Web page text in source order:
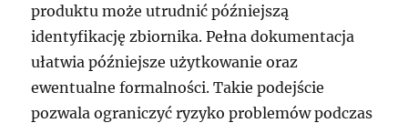
produktu może utrudnić późniejszą
identyfikację zbiornika. Pełna dokumentacja
ułatwia późniejsze użytkowanie oraz
ewentualne formalności. Takie podejście
pozwala ograniczyć ryzyko problemów podczas